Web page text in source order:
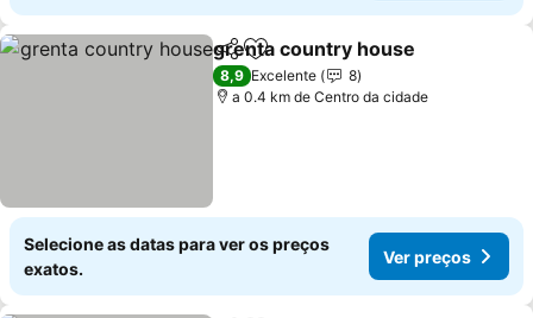
PartilharAdicionar aos favoritos
grenta country house
8,9 Excelente
8
a 0.4 km de Centro da cidade
Selecione as datas para ver os preços
exatos.
Ver preços